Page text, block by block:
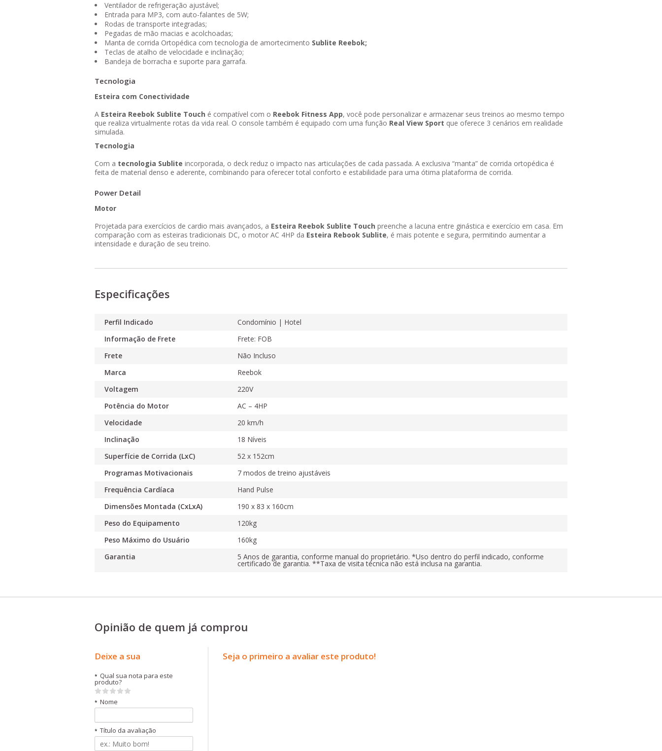
Ventilador de refrigeração ajustável;
Entrada para MP3, com auto-falantes de 5W;
Rodas de transporte integradas;
Pegadas de mão macias e acolchoadas;
Manta de corrida Ortopédica com tecnologia de amortecimento Sublite Reebok;
Teclas de atalho de velocidade e inclinação;
Bandeja de borracha e suporte para garrafa.
Tecnologia
Esteira com Conectividade
A Esteira Reebok Sublite Touch é compatível com o Reebok Fitness App, você pode personalizar e armazenar seus treinos ao mesmo tempo
que realiza virtualmente rotas da vida real. O console também é equipado com uma função Real View Sport que oferece 3 cenários em realidade
simulada.
Tecnologia
Com a tecnologia Sublite incorporada, o deck reduz o impacto nas articulações de cada passada. A exclusiva “manta” de corrida ortopédica é
feita de material denso e aderente, combinando para oferecer total conforto e estabilidade para uma ótima plataforma de corrida.
Power Detail
Motor
Projetada para exercícios de cardio mais avançados, a Esteira Reebok Sublite Touch preenche a lacuna entre ginástica e exercício em casa. Em
comparação com as esteiras tradicionais DC, o motor AC 4HP da Esteira Rebook Sublite, é mais potente e segura, permitindo aumentar a
intensidade e duração de seu treino.
Especificações
Perfil Indicado
Condomínio | Hotel
Informação de Frete
Frete: FOB
Frete
Não Incluso
Marca
Reebok
Voltagem
220V
Potência do Motor
AC – 4HP
Velocidade
20 km/h
Inclinação
18 Níveis
Superfície de Corrida (LxC)
52 x 152cm
Programas Motivacionais
7 modos de treino ajustáveis
Frequência Cardíaca
Hand Pulse
Dimensões Montada (CxLxA)
190 x 83 x 160cm
Peso do Equipamento
120kg
Peso Máximo do Usuário
160kg
Garantia
5 Anos de garantia, conforme manual do proprietário. *Uso dentro do perfil indicado, conforme
certificado de garantia. **Taxa de visita técnica não está inclusa na garantia.
Opinião de quem já comprou
Deixe a sua
* Qual sua nota para este
produto?
* Nome
* Título da avaliação
Seja o primeiro a avaliar este produto!